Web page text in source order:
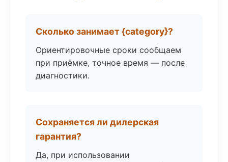
Сколько занимает {category}?
Ориентировочные сроки сообщаем
при приёмке, точное время — после
диагностики.
Сохраняется ли дилерская
гарантия?
Да, при использовании